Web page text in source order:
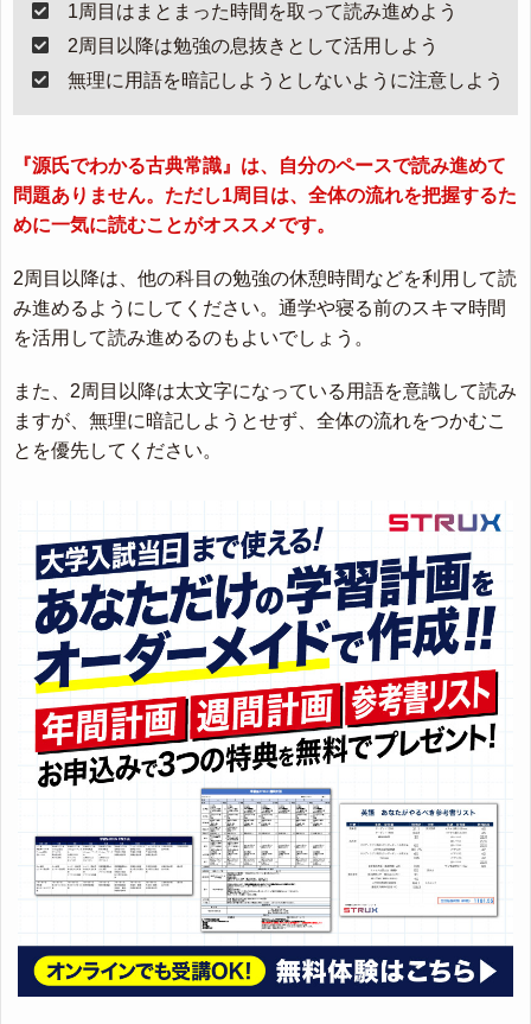
1周目はまとまった時間を取って読み進めよう
2周目以降は勉強の息抜きとして活用しよう
無理に用語を暗記しようとしないように注意しよう
『源氏でわかる古典常識』は、自分のペースで読み進めて
問題ありません。ただし1周目は、全体の流れを把握するた
めに一気に読むことがオススメです。
2周目以降は、他の科目の勉強の休憩時間などを利用して読
み進めるようにしてください。通学や寝る前のスキマ時間
を活用して読み進めるのもよいでしょう。
また、2周目以降は太文字になっている用語を意識して読み
ますが、無理に暗記しようとせず、全体の流れをつかむこ
とを優先してください。